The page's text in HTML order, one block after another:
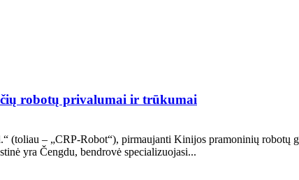
robotų privalumai ir trūkumai
(toliau – „CRP-Robot“), pirmaujanti Kinijos pramoninių robotų
yra Čengdu, bendrovė specializuojasi...